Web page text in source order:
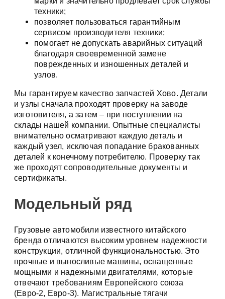
техники;
позволяет пользоваться гарантийным
сервисом производителя техники;
помогает не допускать аварийных ситуаций
благодаря своевременной замене
поврежденных и изношенных деталей и
узлов.
Мы гарантируем качество запчастей Хово. Детали
и узлы сначала проходят проверку на заводе
изготовителя, а затем – при поступлении на
склады нашей компании. Опытные специалисты
внимательно осматривают каждую деталь и
каждый узел, исключая попадание бракованных
деталей к конечному потребителю. Проверку так
же проходят сопроводительные документы и
сертификаты.
Модельный ряд
Грузовые автомобили известного китайского
бренда отличаются высоким уровнем надежности
конструкции, отличной функциональностью. Это
прочные и выносливые машины, оснащенные
мощными и надежными двигателями, которые
отвечают требованиям Европейского союза
(Евро-2, Евро-3). Магистральные тягачи